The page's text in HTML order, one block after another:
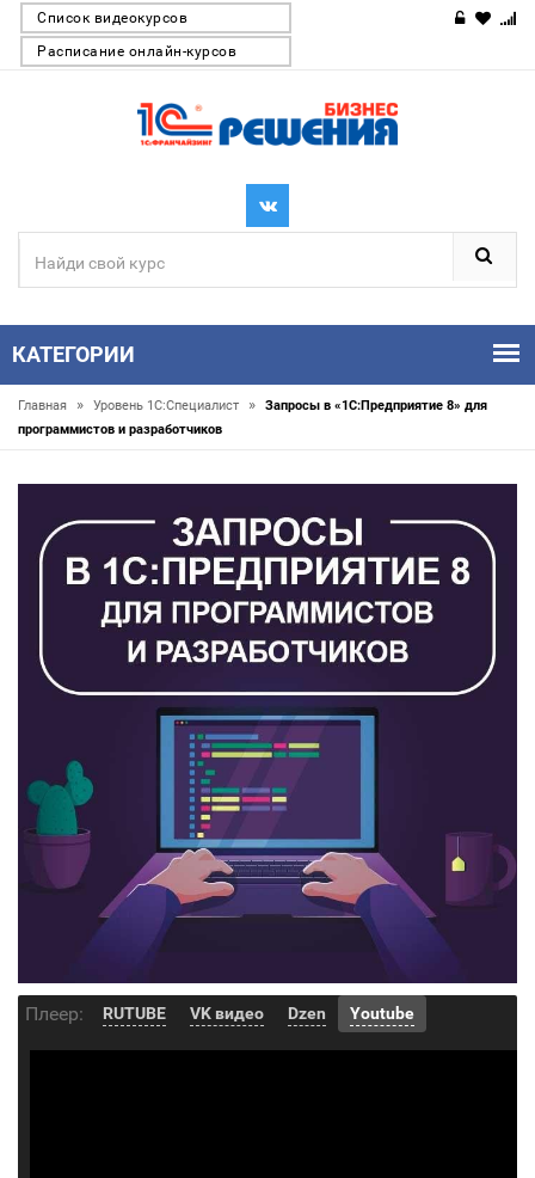
Список видеокурсов
Расписание онлайн-курсов
КАТЕГОРИИ
Главная » Уровень 1С:Специалист »
Запросы в «1С:Предприятие 8» для
программистов и разработчиков
Плеер: RUTUBE VK видео Dzen Youtube